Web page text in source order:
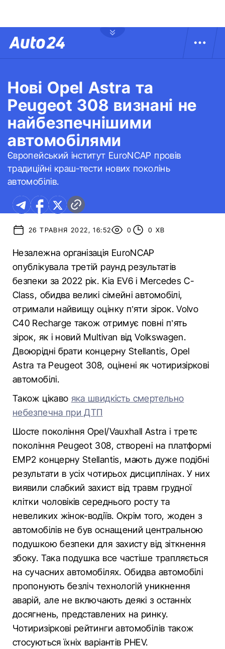
Нові Opel Astra та
Peugeot 308 визнані не
найбезпечнішими
автомобілями
Європейський інститут EuroNCAP провів
традиційні краш-тести нових поколінь
автомобілів.
26 ТРАВНЯ 2022, 16:52 0 0 ХВ
Незалежна організація EuroNCAP
опублікувала третій раунд результатів
безпеки за 2022 рік. Kia EV6 і Mercedes C-
Class, обидва великі сімейні автомобілі,
отримали найвищу оцінку п’яти зірок. Volvo
C40 Recharge також отримує повні п’ять
зірок, як і новий Multivan від Volkswagen.
Двоюрідні брати концерну Stellantis, Opel
Astra та Peugeot 308, оцінені як чотиризіркові
автомобілі.
Також цікаво яка швидкість смертельно
небезпечна при ДТП
Шосте покоління Opel/Vauxhall Astra і третє
покоління Peugeot 308, створені на платформі
EMP2 концерну Stellantis, мають дуже подібні
результати в усіх чотирьох дисциплінах. У них
виявили слабкий захист від травм грудної
клітки чоловіків середнього росту та
невеликих жінок-водіїв. Окрім того, жоден з
автомобілів не був оснащений центральною
подушкою безпеки для захисту від зіткнення
збоку. Така подушка все частіше трапляється
на сучасних автомобілях. Обидва автомобілі
пропонують безліч технологій уникнення
аварій, але не включають деякі з останніх
досягнень, представлених на ринку.
Чотиризіркові рейтинги автомобілів також
стосуються їхніх варіантів PHEV.